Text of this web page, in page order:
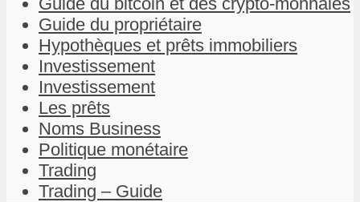
Guide du propriétaire
Hypothèques et prêts immobiliers
Investissement
Investissement
Les prêts
Noms Business
Politique monétaire
Trading
Trading – Guide